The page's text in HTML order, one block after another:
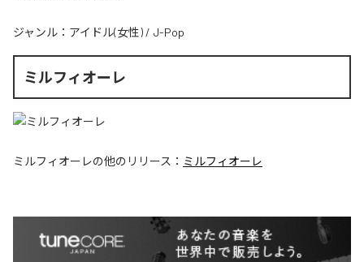
ジャンル： アイドル(女性) / J-Pop
ミルフィオーレ
ミルフィオーレの他のリリース： ミルフィオーレ